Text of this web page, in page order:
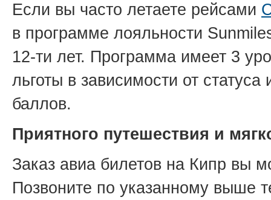
Если вы часто летаете рейсами
в программе лояльности
12-ти лет. Программа имеет 3
льготы в зависимости от
баллов.
Приятного путешествия и
Заказ авиа билетов на Кипр вы
Позвоните по указанному выше